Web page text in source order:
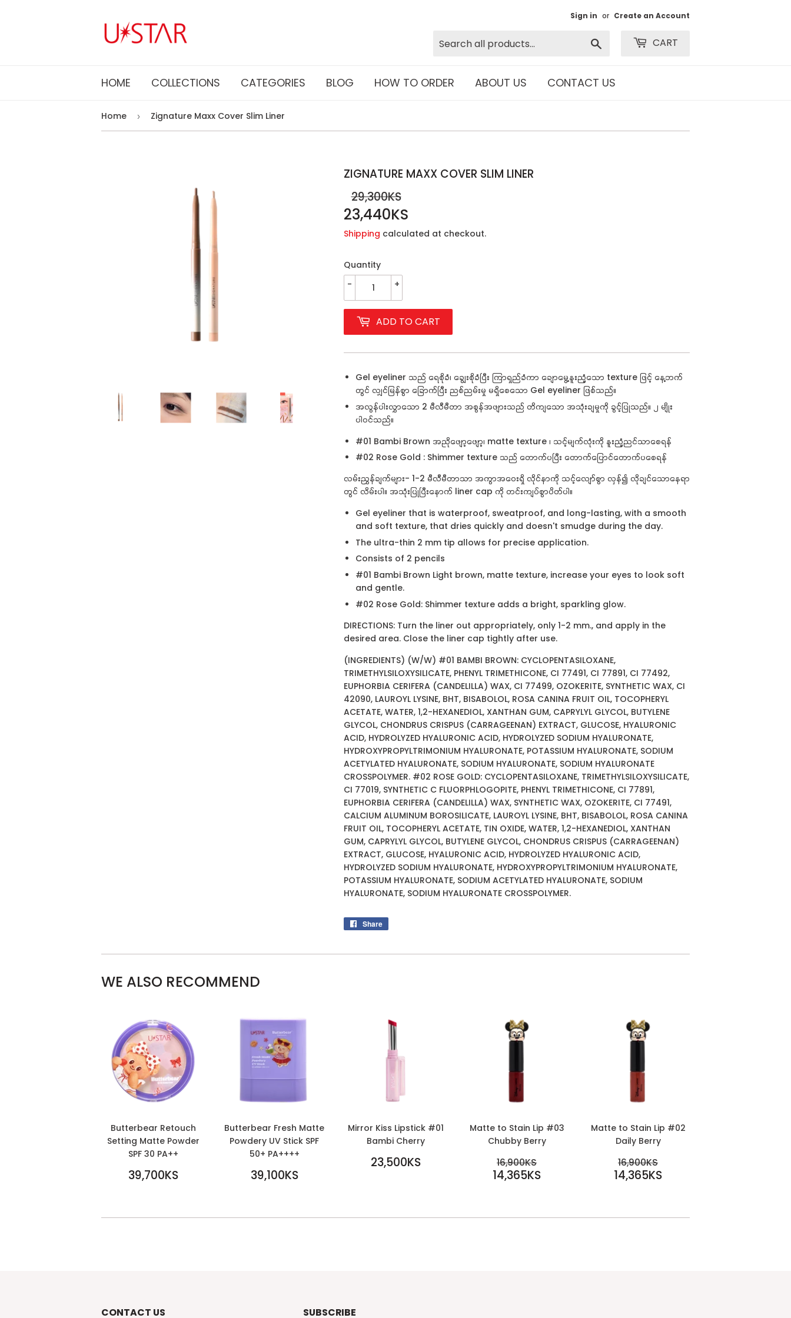
Sign in or Create an Account
CART
HOME COLLECTIONS CATEGORIES BLOG HOW TO ORDER ABOUT US CONTACT US
Home › Zignature Maxx Cover Slim Liner
ZIGNATURE MAXX COVER SLIM LINER
29,300KS
23,440KS
PRICE
PRICE
Shipping calculated at checkout.
Quantity
+
-
ADD TO CART
Gel eyeliner သည် ရေစိုခံ၊ ချွေးစိုခံပြီး ကြာရှည်ခံကာ ချောမွေ့နူးညံ့သော texture ဖြင့် နေ့ဘက်
တွင် လျှင်မြန်စွာ ခြောက်ပြီး ညစ်ညမ်းမှု မရှိစေသော Gel eyeliner ဖြစ်သည်။
အလွန်ပါးလွှာသော 2 မီလီမီတာ အစွန်အဖျားသည် တိကျသော အသုံးချမှုကို ခွင့်ပြုသည်။ ၂ မျိုး
ပါဝင်သည်။
#01 Bambi Brown အညိုဖျော့ဖျော့၊ matte texture ၊ သင့်မျက်လုံးကို နူးညံ့ညင်သာစေရန်
#02 Rose Gold : Shimmer texture သည် တောက်ပပြီး တောက်ပြောင်တောက်ပစေရန်
လမ်းညွှန်ချက်များ- 1-2 မီလီမီတာသာ အကွာအဝေးရှိ လိုင်နာကို သင့်လျော်စွာ လှန်၍ လိုချင်သောနေရာ
တွင် လိမ်းပါ။ အသုံးပြုပြီးနောက် liner cap ကို တင်းကျပ်စွာပိတ်ပါ။
Gel eyeliner that is waterproof, sweatproof, and long-lasting, with a smooth
and soft texture, that dries quickly and doesn't smudge during the day.
The ultra-thin 2 mm tip allows for precise application.
Consists of 2 pencils
#01 Bambi Brown Light brown, matte texture, increase your eyes to look soft
and gentle.
#02 Rose Gold: Shimmer texture adds a bright, sparkling glow.
DIRECTIONS: Turn the liner out appropriately, only 1-2 mm., and apply in the
desired area. Close the liner cap tightly after use.
(INGREDIENTS) (W/W) #01 BAMBI BROWN: CYCLOPENTASILOXANE,
TRIMETHYLSILOXYSILICATE, PHENYL TRIMETHICONE, CI 77491, CI 77891, CI 77492,
EUPHORBIA CERIFERA (CANDELILLA) WAX, CI 77499, OZOKERITE, SYNTHETIC WAX, CI
42090, LAUROYL LYSINE, BHT, BISABOLOL, ROSA CANINA FRUIT OIL, TOCOPHERYL
ACETATE, WATER, 1,2-HEXANEDIOL, XANTHAN GUM, CAPRYLYL GLYCOL, BUTYLENE
GLYCOL, CHONDRUS CRISPUS (CARRAGEENAN) EXTRACT, GLUCOSE, HYALURONIC
ACID, HYDROLYZED HYALURONIC ACID, HYDROLYZED SODIUM HYALURONATE,
HYDROXYPROPYLTRIMONIUM HYALURONATE, POTASSIUM HYALURONATE, SODIUM
ACETYLATED HYALURONATE, SODIUM HYALURONATE, SODIUM HYALURONATE
CROSSPOLYMER. #02 ROSE GOLD: CYCLOPENTASILOXANE, TRIMETHYLSILOXYSILICATE,
CI 77019, SYNTHETIC C FLUORPHLOGOPITE, PHENYL TRIMETHICONE, CI 77891,
EUPHORBIA CERIFERA (CANDELILLA) WAX, SYNTHETIC WAX, OZOKERITE, CI 77491,
CALCIUM ALUMINUM BOROSILICATE, LAUROYL LYSINE, BHT, BISABOLOL, ROSA CANINA
FRUIT OIL, TOCOPHERYL ACETATE, TIN OXIDE, WATER, 1,2-HEXANEDIOL, XANTHAN
GUM, CAPRYLYL GLYCOL, BUTYLENE GLYCOL, CHONDRUS CRISPUS (CARRAGEENAN)
EXTRACT, GLUCOSE, HYALURONIC ACID, HYDROLYZED HYALURONIC ACID,
HYDROLYZED SODIUM HYALURONATE, HYDROXYPROPYLTRIMONIUM HYALURONATE,
POTASSIUM HYALURONATE, SODIUM ACETYLATED HYALURONATE, SODIUM
HYALURONATE, SODIUM HYALURONATE CROSSPOLYMER.
Share
WE ALSO RECOMMEND
Butterbear Retouch
Setting Matte Powder
SPF 30 PA++
REGULAR
39,700KS
Butterbear Fresh Matte
Powdery UV Stick SPF
50+ PA++++
REGULAR
39,100KS
Mirror Kiss Lipstick #01
Bambi Cherry
REGULAR
23,500KS
Matte to Stain Lip #03
Chubby Berry
SALE
PRICE
REGULAR PRICE
16,900KS
16,900KS
14,365KS
Matte to Stain Lip #02
Daily Berry
SALE
PRICE
REGULAR PRICE
16,900KS
16,900KS
14,365KS
CONTACT US SUBSCRIBE